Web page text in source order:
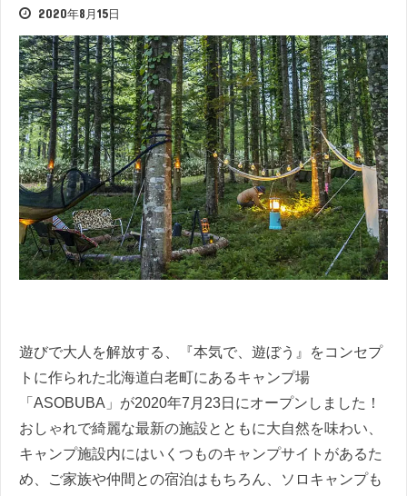
2020年8月15日
遊びで大人を解放する、『本気で、遊ぼう』をコンセプ
トに作られた北海道白老町にあるキャンプ場
「ASOBUBA」が2020年7月23日にオープンしました！
おしゃれで綺麗な最新の施設とともに大自然を味わい、
キャンプ施設内にはいくつものキャンプサイトがあるた
め、ご家族や仲間との宿泊はもちろん、ソロキャンプも